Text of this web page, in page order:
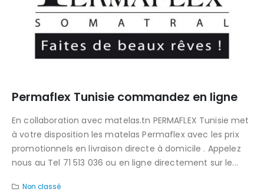
Permaflex Tunisie commandez en ligne
En collaboration avec matelas.tn PERMAFLEX Tunisie met
à votre disposition les matelas Permaflex avec les prix
promotionnels en livraison directe à domicile . Appelez
nous au Tel 71 513 036 ou en ligne directement sur le...
Non classé